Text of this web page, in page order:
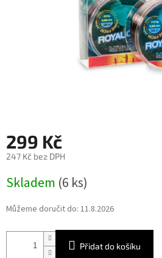
299 Kč
247 Kč bez DPH
cena:
Skladem (6 ks)
Můžeme doručit do: 11.8.2026
Přidat do košíku